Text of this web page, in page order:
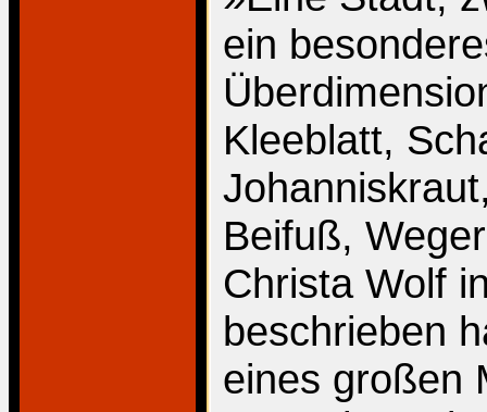
ein
Kleeblatt,
Beifuß,
Christa Wolf
beschrieben
eines großen